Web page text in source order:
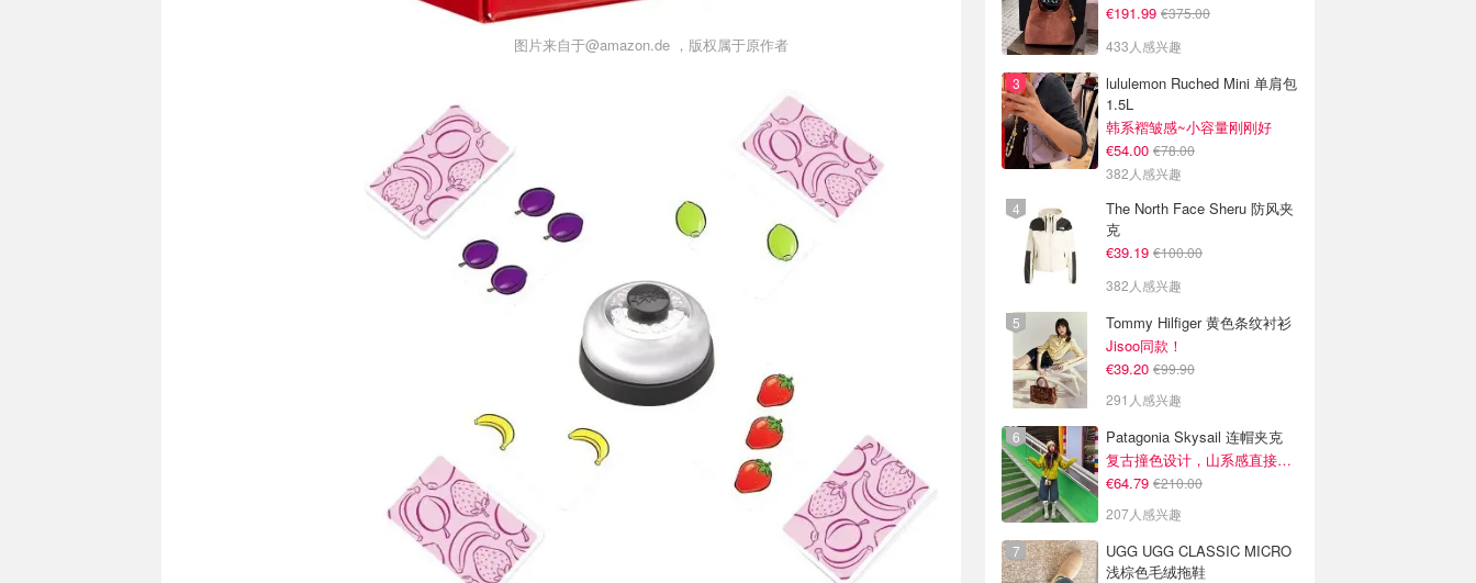
图片来自于@amazon.de ，版权属于原作者
€191.99 €375.00
433人感兴趣
lululemon Ruched Mini 单肩包
1.5L
韩系褶皱感~小容量刚刚好
€54.00 €78.00
382人感兴趣
The North Face Sheru 防风夹
克
€39.19 €100.00
382人感兴趣
Tommy Hilfiger 黄色条纹衬衫
Jisoo同款！
€39.20 €99.90
291人感兴趣
Patagonia Skysail 连帽夹克
复古撞色设计，山系感直接拉满
€64.79 €210.00
207人感兴趣
UGG UGG CLASSIC MICRO
浅棕色毛绒拖鞋